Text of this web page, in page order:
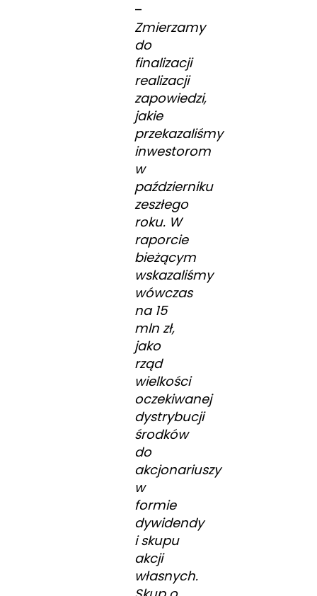
–
Zmierzamy
do
finalizacji
realizacji
zapowiedzi,
jakie
przekazaliśmy
inwestorom
w
październiku
zeszłego
roku. W
raporcie
bieżącym
wskazaliśmy
wówczas
na 15
mln zł,
jako
rząd
wielkości
oczekiwanej
dystrybucji
środków
do
akcjonariuszy
w
formie
dywidendy
i skupu
akcji
własnych.